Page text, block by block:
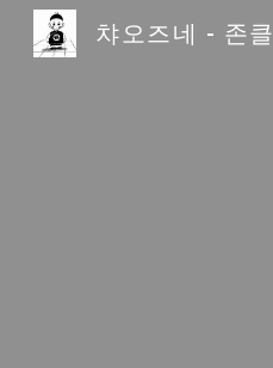
챠오즈네 - 존클